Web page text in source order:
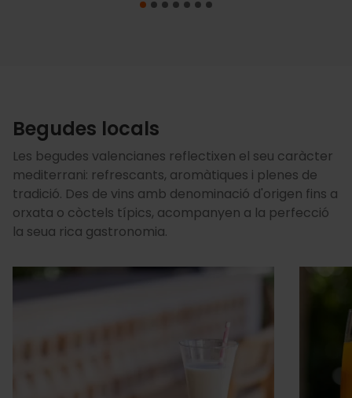
Begudes locals
Les begudes valencianes reflectixen el seu caràcter
mediterrani: refrescants, aromàtiques i plenes de
tradició. Des de vins amb denominació d'origen fins a
orxata o còctels típics, acompanyen a la perfecció
la seua rica gastronomia.